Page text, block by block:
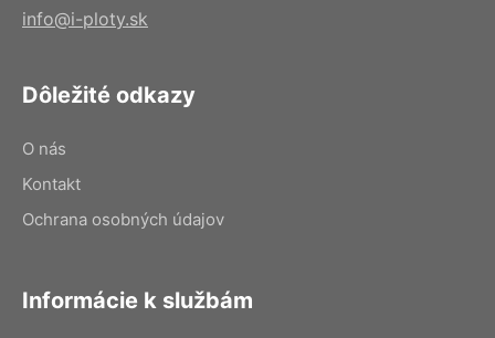
info@i-ploty.sk
Dôležité odkazy
O nás
Kontakt
Ochrana osobných údajov
Informácie k službám